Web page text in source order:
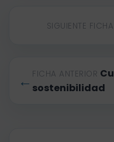
← FICHA ANTERIOR
sostenibilidad
SIGUIENTE FICHA